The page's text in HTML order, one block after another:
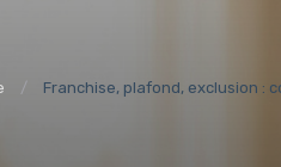
Franchise, plafond, exclusion :